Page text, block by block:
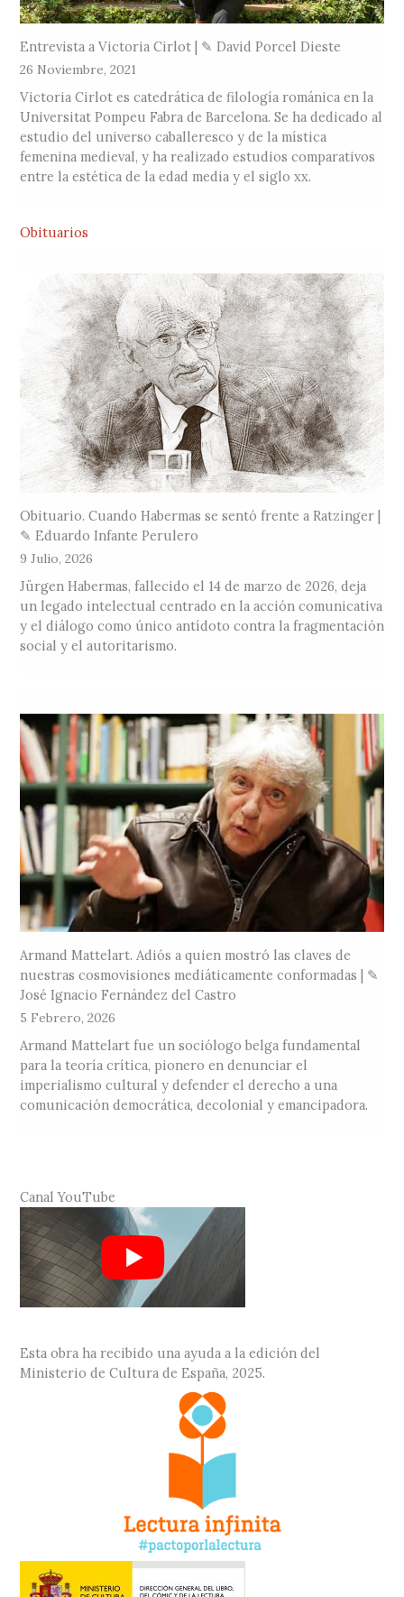
Entrevista a Victoria Cirlot | ✎ David Porcel Dieste
26 Noviembre, 2021
Victoria Cirlot es catedrática de filología románica en la
Universitat Pompeu Fabra de Barcelona. Se ha dedicado al
estudio del universo caballeresco y de la mística
femenina medieval, y ha realizado estudios comparativos
entre la estética de la edad media y el siglo xx.
Obituarios
Obituario. Cuando Habermas se sentó frente a Ratzinger |
✎ Eduardo Infante Perulero
9 Julio, 2026
Jürgen Habermas, fallecido el 14 de marzo de 2026, deja
un legado intelectual centrado en la acción comunicativa
y el diálogo como único antídoto contra la fragmentación
social y el autoritarismo.
Armand Mattelart. Adiós a quien mostró las claves de
nuestras cosmovisiones mediáticamente conformadas | ✎
José Ignacio Fernández del Castro
5 Febrero, 2026
Armand Mattelart fue un sociólogo belga fundamental
para la teoría crítica, pionero en denunciar el
imperialismo cultural y defender el derecho a una
comunicación democrática, decolonial y emancipadora.
Canal YouTube
Esta obra ha recibido una ayuda a la edición del
Ministerio de Cultura de España, 2025.